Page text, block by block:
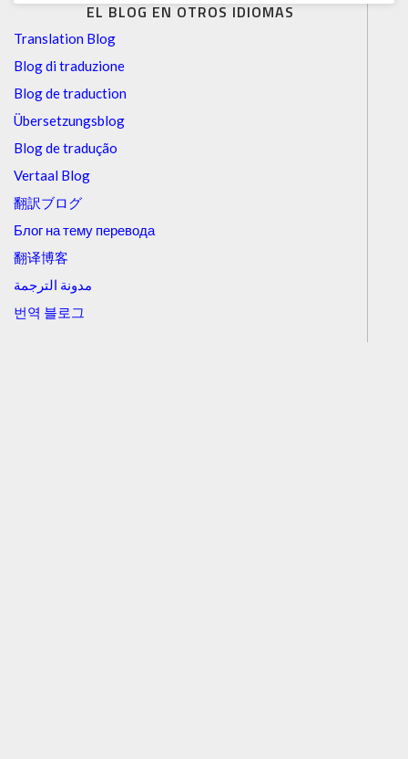
EL BLOG EN OTROS IDIOMAS
Translation Blog
Blog di traduzione
Blog de traduction
Übersetzungsblog
Blog de tradução
Vertaal Blog
翻訳ブログ
Блог на тему перевода
翻译博客
مدونة الترجمة
번역 블로그